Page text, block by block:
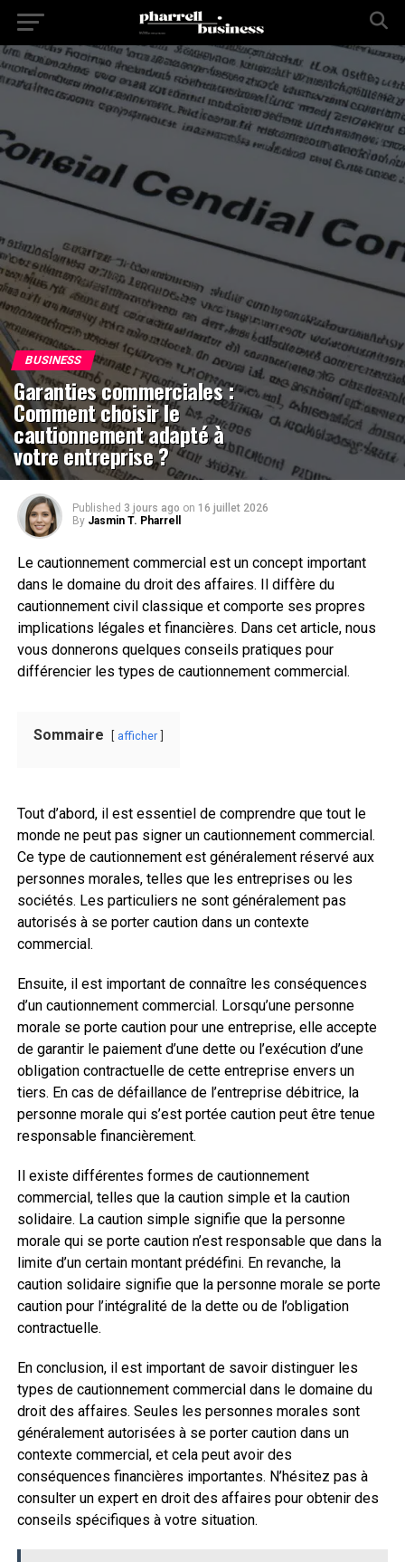
BUSINESS
Garanties commerciales :
Comment choisir le
cautionnement adapté à
votre entreprise ?
Published 3 jours ago on 16 juillet 2026
By Jasmin T. Pharrell
Le cautionnement commercial est un concept important
dans le domaine du droit des affaires. Il diffère du
cautionnement civil classique et comporte ses propres
implications légales et financières. Dans cet article, nous
vous donnerons quelques conseils pratiques pour
différencier les types de cautionnement commercial.
Sommaire afficher
Tout d’abord, il est essentiel de comprendre que tout le
monde ne peut pas signer un cautionnement commercial.
Ce type de cautionnement est généralement réservé aux
personnes morales, telles que les entreprises ou les
sociétés. Les particuliers ne sont généralement pas
autorisés à se porter caution dans un contexte
commercial.
Ensuite, il est important de connaître les conséquences
d’un cautionnement commercial. Lorsqu’une personne
morale se porte caution pour une entreprise, elle accepte
de garantir le paiement d’une dette ou l’exécution d’une
obligation contractuelle de cette entreprise envers un
tiers. En cas de défaillance de l’entreprise débitrice, la
personne morale qui s’est portée caution peut être tenue
responsable financièrement.
Il existe différentes formes de cautionnement
commercial, telles que la caution simple et la caution
solidaire. La caution simple signifie que la personne
morale qui se porte caution n’est responsable que dans la
limite d’un certain montant prédéfini. En revanche, la
caution solidaire signifie que la personne morale se porte
caution pour l’intégralité de la dette ou de l’obligation
contractuelle.
En conclusion, il est important de savoir distinguer les
types de cautionnement commercial dans le domaine du
droit des affaires. Seules les personnes morales sont
généralement autorisées à se porter caution dans un
contexte commercial, et cela peut avoir des
conséquences financières importantes. N’hésitez pas à
consulter un expert en droit des affaires pour obtenir des
conseils spécifiques à votre situation.